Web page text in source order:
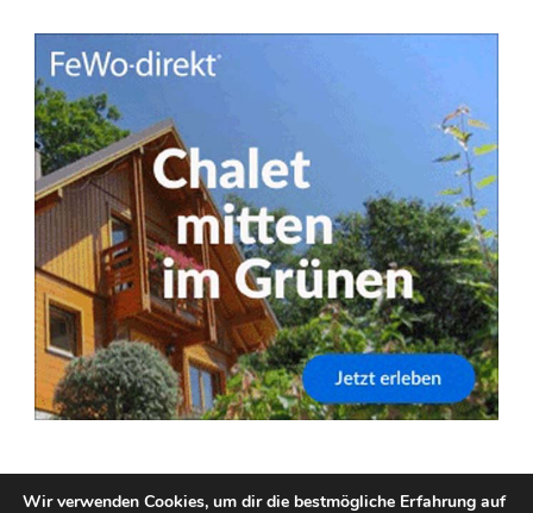
Wir verwenden Cookies, um dir die bestmögliche Erfahrung auf